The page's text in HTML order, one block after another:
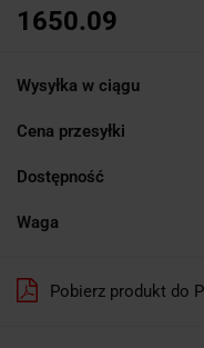
1650.09
Wysyłka w ciągu
Cena przesyłki
Dostępność
Waga
Pobierz produkt do